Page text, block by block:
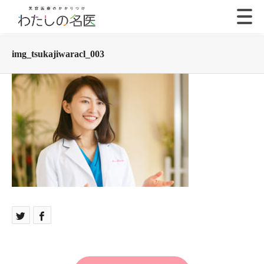
img_tsukajiwaracl_003